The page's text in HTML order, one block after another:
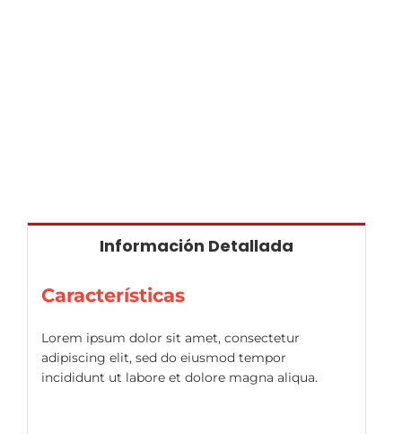
Información Detallada
Características
Lorem ipsum dolor sit amet, consectetur
adipiscing elit, sed do eiusmod tempor
incididunt ut labore et dolore magna aliqua.